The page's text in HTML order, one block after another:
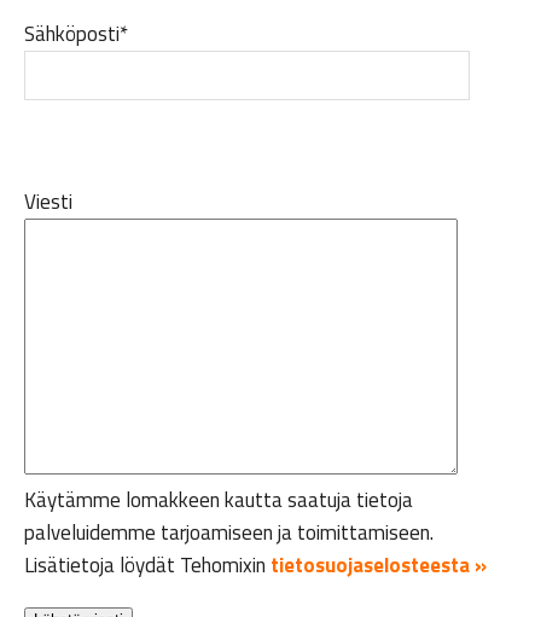
Sähköposti*
Viesti
Käytämme lomakkeen kautta saatuja tietoja
palveluidemme tarjoamiseen ja toimittamiseen.
Lisätietoja löydät Tehomixin tietosuojaselosteesta »